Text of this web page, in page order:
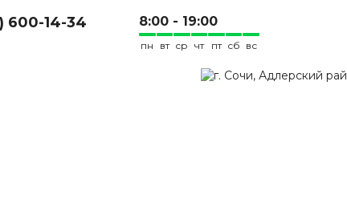
600-14-34 8:00 - 19:00
пн вт ср чт пт сб вс